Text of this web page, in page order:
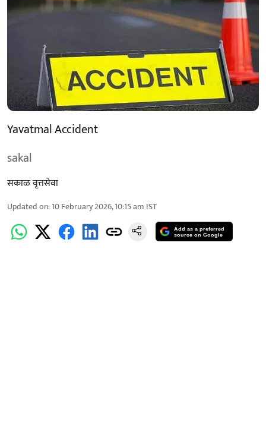
Yavatmal Accident
sakal
सकाळ वृत्तसेवा
Updated on:10 February 2026, 10:15 am IST
Add as a preferred
source on Google